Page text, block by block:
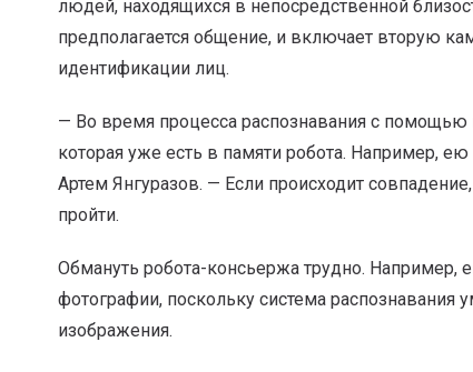
людей, находящихся в непосредственной
предполагается общение, и включает вторую
идентификации лиц.
— Во время процесса распознавания с помощью
которая уже есть в памяти робота. Например,
Артем Янгуразов. — Если происходит
пройти.
Обмануть робота-консьержа трудно. Например,
фотографии, поскольку система распознавания
изображения.